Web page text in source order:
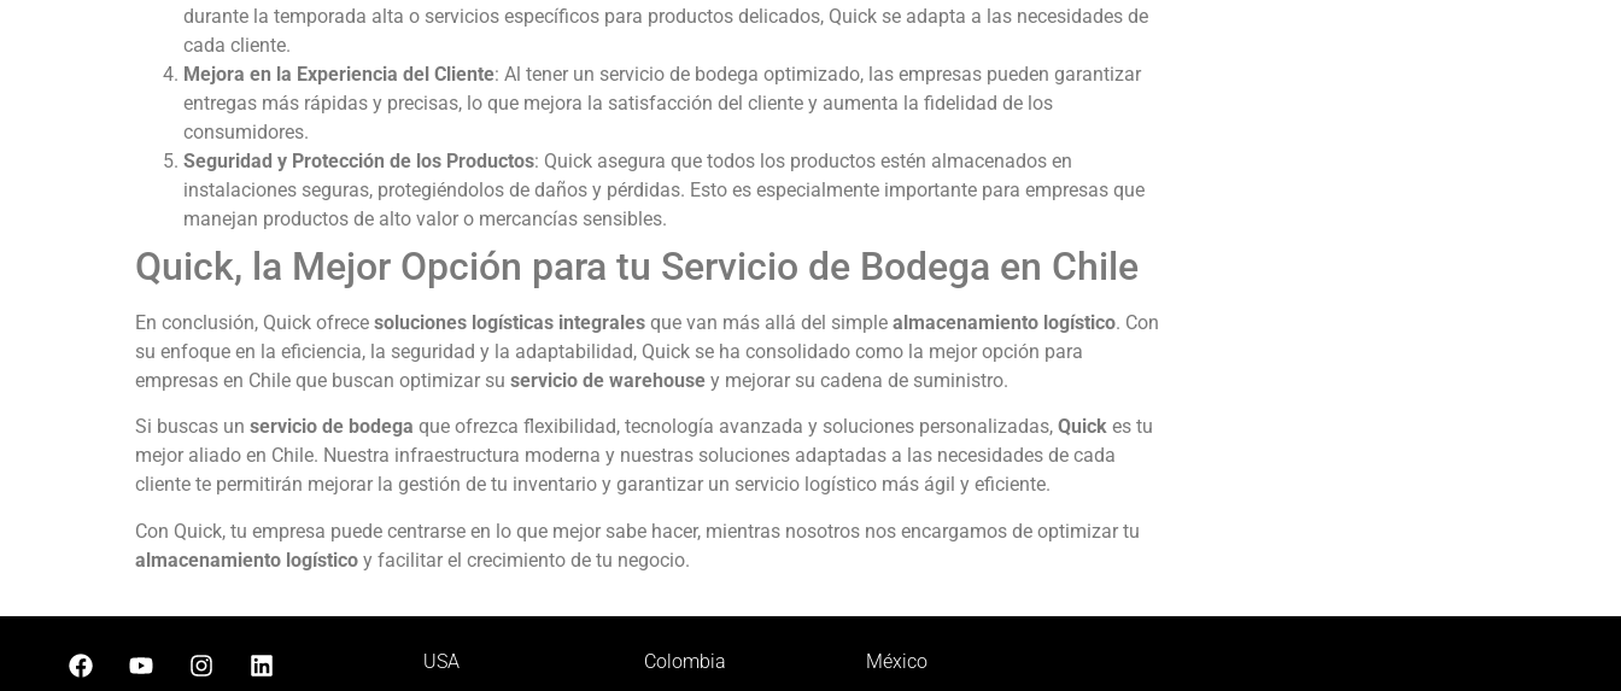
durante la temporada alta o servicios específicos para productos delicados, Quick se adapta a las necesidades de
cada cliente.
Mejora en la Experiencia del Cliente: Al tener un servicio de bodega optimizado, las empresas pueden garantizar
entregas más rápidas y precisas, lo que mejora la satisfacción del cliente y aumenta la fidelidad de los
consumidores.
Seguridad y Protección de los Productos: Quick asegura que todos los productos estén almacenados en
instalaciones seguras, protegiéndolos de daños y pérdidas. Esto es especialmente importante para empresas que
manejan productos de alto valor o mercancías sensibles.
Quick, la Mejor Opción para tu Servicio de Bodega en Chile
En conclusión, Quick ofrece soluciones logísticas integrales que van más allá del simple almacenamiento logístico. Con
su enfoque en la eficiencia, la seguridad y la adaptabilidad, Quick se ha consolidado como la mejor opción para
empresas en Chile que buscan optimizar su servicio de warehouse y mejorar su cadena de suministro.
Si buscas un servicio de bodega que ofrezca flexibilidad, tecnología avanzada y soluciones personalizadas, Quick es tu
mejor aliado en Chile. Nuestra infraestructura moderna y nuestras soluciones adaptadas a las necesidades de cada
cliente te permitirán mejorar la gestión de tu inventario y garantizar un servicio logístico más ágil y eficiente.
Con Quick, tu empresa puede centrarse en lo que mejor sabe hacer, mientras nosotros nos encargamos de optimizar tu
almacenamiento logístico y facilitar el crecimiento de tu negocio.
USA Colombia México